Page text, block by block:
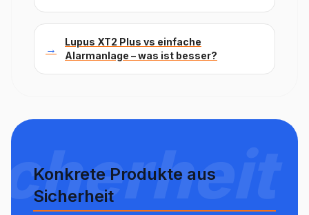
→
Lupus XT2 Plus vs einfache
Alarmanlage – was ist besser?
Konkrete Produkte aus
Sicherheit